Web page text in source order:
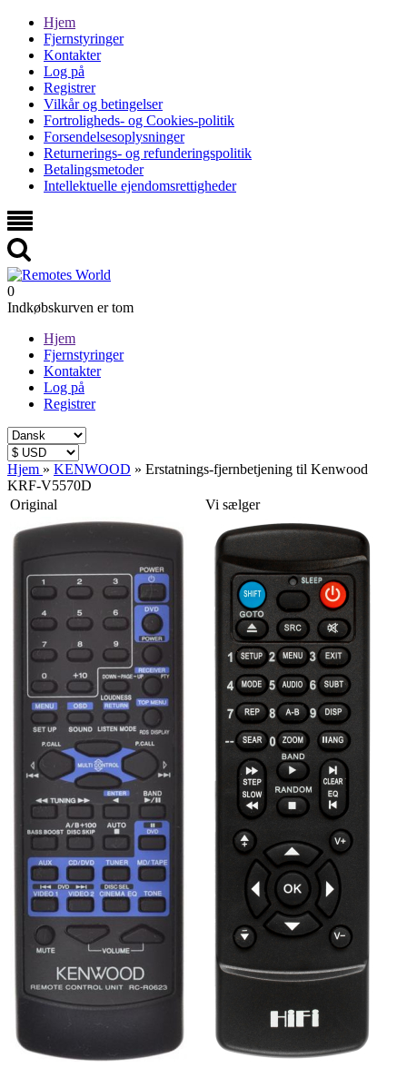
Hjem
Fjernstyringer
Kontakter
Log på
Registrer
Vilkår og betingelser
Fortroligheds- og Cookies-politik
Forsendelsesoplysninger
Returnerings- og refunderingspolitik
Betalingsmetoder
Intellektuelle ejendomsrettigheder
0
Indkøbskurven er tom
Hjem
Fjernstyringer
Kontakter
Log på
Registrer
Hjem » KENWOOD » Erstatnings-fjernbetjening til Kenwood
KRF-V5570D
Original
Vi sælger